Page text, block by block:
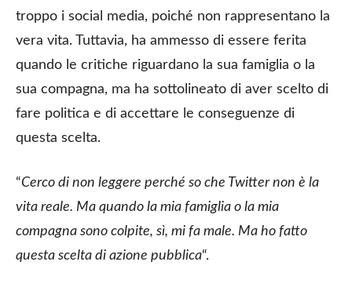
troppo i social media, poiché non rappresentano la
vera vita. Tuttavia, ha ammesso di essere ferita
quando le critiche riguardano la sua famiglia o la
sua compagna, ma ha sottolineato di aver scelto di
fare politica e di accettare le conseguenze di
questa scelta.
“Cerco di non leggere perché so che Twitter non è la
vita reale. Ma quando la mia famiglia o la mia
compagna sono colpite, sì, mi fa male. Ma ho fatto
questa scelta di azione pubblica“.